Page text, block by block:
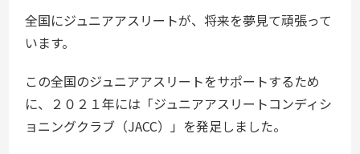
全国にジュニアアスリートが、将来を夢見て頑張って
います。
この全国のジュニアアスリートをサポートするため
に、２０２１年には「ジュニアアスリートコンディシ
ョニングクラブ（JACC）」を発足しました。